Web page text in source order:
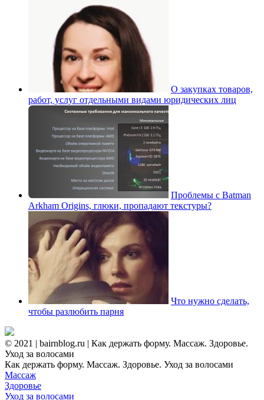
О закупках товаров,
работ, услуг отдельными видами юридических лиц
Проблемы с Batman
Arkham Origins, глюки, пропадают текстуры?
Что нужно сделать,
чтобы разлюбить парня
© 2021 | bairnblog.ru | Как держать форму. Массаж. Здоровье.
Уход за волосами
Как держать форму. Массаж. Здоровье. Уход за волосами
Массаж
Здоровье
Уход за волосами